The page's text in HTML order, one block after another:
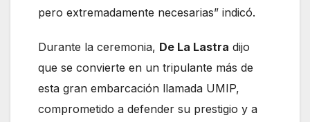
pero extremadamente necesarias” indicó.
Durante la ceremonia, De La Lastra dijo
que se convierte en un tripulante más de
esta gran embarcación llamada UMIP,
comprometido a defender su prestigio y a